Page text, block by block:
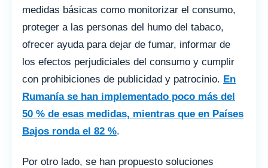
medidas básicas como monitorizar el consumo,
proteger a las personas del humo del tabaco,
ofrecer ayuda para dejar de fumar, informar de
los efectos perjudiciales del consumo y cumplir
con prohibiciones de publicidad y patrocinio. En
Rumanía se han implementado poco más del
50 % de esas medidas, mientras que en Países
Bajos ronda el 82 %.
Por otro lado, se han propuesto soluciones